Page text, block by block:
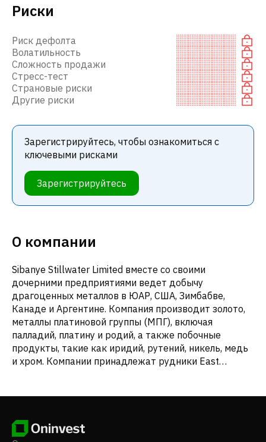
Риски
Риск дефолта
Волатильность
Сложность продажи
Стресс-тест
Страновые риски
Другие риски
Зарегистрируйтесь, чтобы ознакомиться с
ключевыми рисками
Зарегистрируйтесь
О компании
Sibanye Stillwater Limited вместе со своими
дочерними предприятиями ведет добычу
драгоценных металлов в ЮАР, США, Зимбабве,
Канаде и Аргентине. Компания производит золото,
металлы платиновой группы (МПГ), включая
палладий, платину и родий, а также побочные
продукты, такие как иридий, рутений, никель, медь
и хром. Компании принадлежат рудники East
Columbus, который переплавляет добываемое
кека, а также осуществляет деятельность по
переработке МПГ. Компания также участвует в